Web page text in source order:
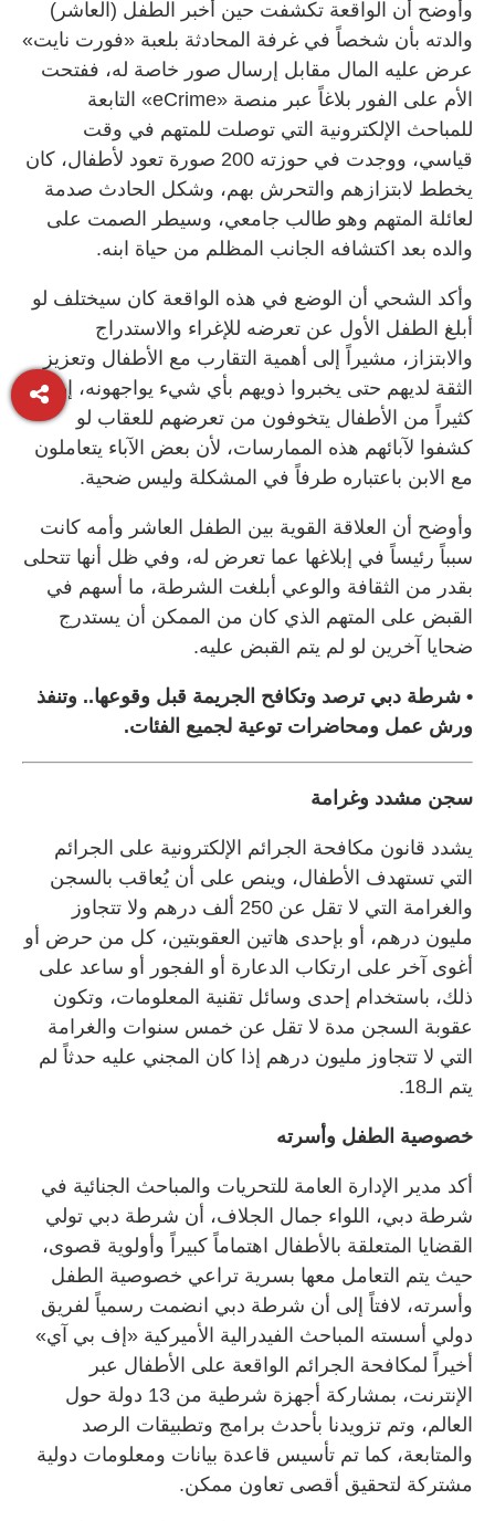
وأوضح أن الواقعة تكشفت حين أخبر الطفل (العاشر)
والدته بأن شخصاً في غرفة المحادثة بلعبة «فورت نايت»
عرض عليه المال مقابل إرسال صور خاصة له، ففتحت
الأم على الفور بلاغاً عبر منصة «eCrime» التابعة
للمباحث الإلكترونية التي توصلت للمتهم في وقت
قياسي، ووجدت في حوزته 200 صورة تعود لأطفال، كان
يخطط لابتزازهم والتحرش بهم، وشكل الحادث صدمة
لعائلة المتهم وهو طالب جامعي، وسيطر الصمت على
والده بعد اكتشافه الجانب المظلم من حياة ابنه.
وأكد الشحي أن الوضع في هذه الواقعة كان سيختلف لو
أبلغ الطفل الأول عن تعرضه للإغراء والاستدراج
والابتزاز، مشيراً إلى أهمية التقارب مع الأطفال وتعزيز
الثقة لديهم حتى يخبروا ذويهم بأي شيء يواجهونه، إذ إن
كثيراً من الأطفال يتخوفون من تعرضهم للعقاب لو
كشفوا لآبائهم هذه الممارسات، لأن بعض الآباء يتعاملون
مع الابن باعتباره طرفاً في المشكلة وليس ضحية.
وأوضح أن العلاقة القوية بين الطفل العاشر وأمه كانت
سبباً رئيساً في إبلاغها عما تعرض له، وفي ظل أنها تتحلى
بقدر من الثقافة والوعي أبلغت الشرطة، ما أسهم في
القبض على المتهم الذي كان من الممكن أن يستدرج
ضحايا آخرين لو لم يتم القبض عليه.
• شرطة دبي ترصد وتكافح الجريمة قبل وقوعها.. وتنفذ
ورش عمل ومحاضرات توعية لجميع الفئات.
سجن مشدد وغرامة
يشدد قانون مكافحة الجرائم الإلكترونية على الجرائم
التي تستهدف الأطفال، وينص على أن يُعاقب بالسجن
والغرامة التي لا تقل عن 250 ألف درهم ولا تتجاوز
مليون درهم، أو بإحدى هاتين العقوبتين، كل من حرض أو
أغوى آخر على ارتكاب الدعارة أو الفجور أو ساعد على
ذلك، باستخدام إحدى وسائل تقنية المعلومات، وتكون
عقوبة السجن مدة لا تقل عن خمس سنوات والغرامة
التي لا تتجاوز مليون درهم إذا كان المجني عليه حدثاً لم
يتم الـ18.
خصوصية الطفل وأسرته
أكد مدير الإدارة العامة للتحريات والمباحث الجنائية في
شرطة دبي، اللواء جمال الجلاف، أن شرطة دبي تولي
القضايا المتعلقة بالأطفال اهتماماً كبيراً وأولوية قصوى،
حيث يتم التعامل معها بسرية تراعي خصوصية الطفل
وأسرته، لافتاً إلى أن شرطة دبي انضمت رسمياً لفريق
دولي أسسته المباحث الفيدرالية الأميركية «إف بي آي»
أخيراً لمكافحة الجرائم الواقعة على الأطفال عبر
الإنترنت، بمشاركة أجهزة شرطية من 13 دولة حول
العالم، وتم تزويدنا بأحدث برامج وتطبيقات الرصد
والمتابعة، كما تم تأسيس قاعدة بيانات ومعلومات دولية
مشتركة لتحقيق أقصى تعاون ممكن.